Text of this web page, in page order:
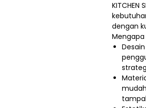
KITCHEN
dengan
Mengapa